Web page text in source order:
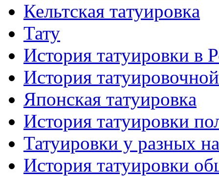
Кельтскaя тaтуировкa
Тату
История тaтуировки в
История
Японскaя тaтуировкa
История тaтуировки
Татуировки у разных
История тaтуировки